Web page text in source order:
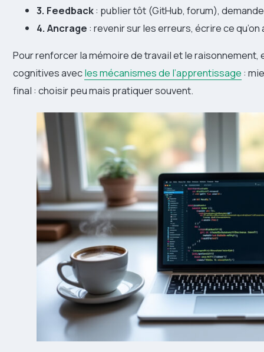
3. Feedback: publier tôt (GitHub, forum),
4. Ancrage : revenir sur les erreurs, écrire ce
Pour renforcer la mémoire de travail et le
cognitives avecles mécanismes de l’apprentissage :
final : choisir peu mais pratiquer souvent.